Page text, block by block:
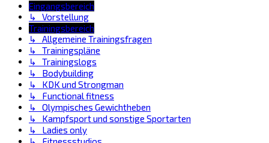
Eingangsbereich
↳ Vorstellung
Trainingsbereich
↳ Allgemeine Trainingsfragen
↳ Trainingspläne
↳ Trainingslogs
↳ Bodybuilding
↳ KDK und Strongman
↳ Functional fitness
↳ Olympisches Gewichtheben
↳ Kampfsport und sonstige Sportarten
↳ Ladies only